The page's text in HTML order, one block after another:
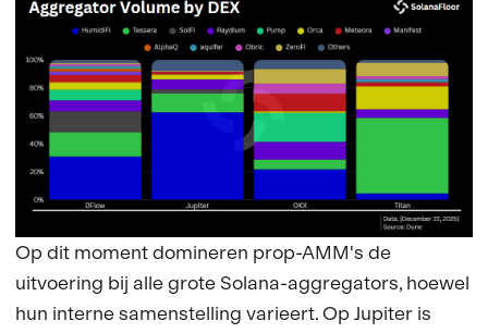
Op dit moment domineren prop-AMM's de
uitvoering bij alle grote Solana-aggregators, hoewel
hun interne samenstelling varieert. Op Jupiter is